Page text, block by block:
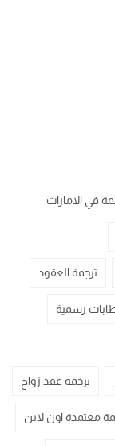
في الامارات
ترجمة العقود
رسمية
ترجمة عقد زواج
معتمدة اون لاين